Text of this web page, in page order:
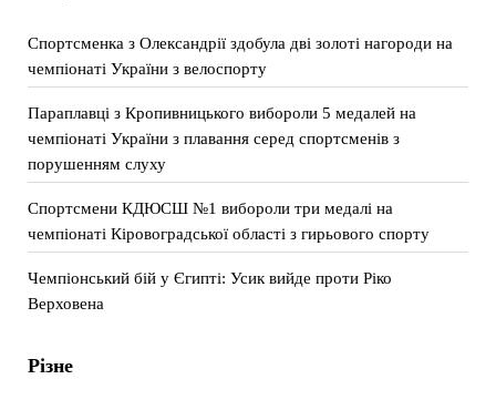
Спортсменка з Олександрії здобула дві золоті нагороди на
чемпіонаті України з велоспорту
Параплавці з Кропивницького вибороли 5 медалей на
чемпіонаті України з плавання серед спортсменів з
порушенням слуху
Спортсмени КДЮСШ №1 вибороли три медалі на
чемпіонаті Кіровоградської області з гирьового спорту
Чемпіонський бій у Єгипті: Усик вийде проти Ріко
Верховена
Різне